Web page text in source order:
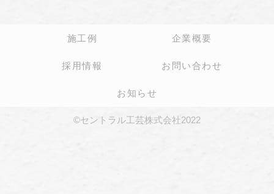
施工例 企業概要
採用情報 お問い合わせ
お知らせ
©セントラル工芸株式会社2022